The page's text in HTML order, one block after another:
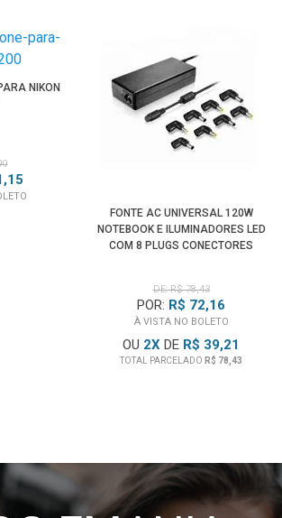
NIKON
FONTE AC UNIVERSAL 120W
NOTEBOOK E ILUMINADORES LED
COM 8 PLUGS CONECTORES
DE: R$ 78,43
POR: R$ 72,16
À VISTA NO BOLETO
OU 2X DE R$ 39,21
TOTAL PARCELADO R$ 78,43